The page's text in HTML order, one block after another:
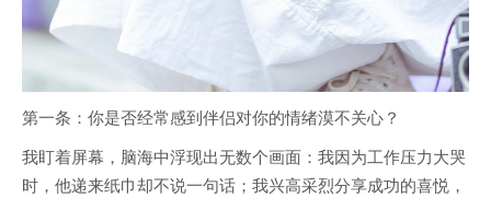
第一条：你是否经常感到伴侣对你的情绪漠不关心？
我盯着屏幕，脑海中浮现出无数个画面：我因为工作压力大哭
时，他递来纸巾却不说一句话；我兴高采烈分享成功的喜悦，